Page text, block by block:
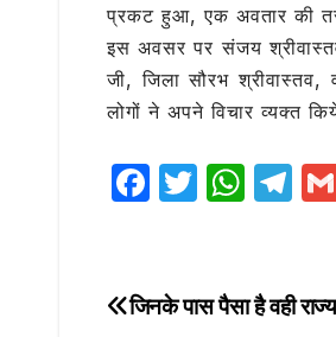
प्रकट हुआ, एक अवतार की
इस अवसर पर संजय
जी, जिला सौरभ
लोगों ने अपने विचार व्यक्त
F
e
T
te
W
s
T
g
Post
जिनके पास पैसा है वही